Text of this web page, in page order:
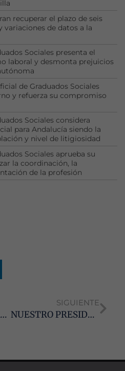
recuperar el plazo de seis
variaciones de datos a la
Sociales presenta el
laboral y desmonta prejuicios
de Graduados Sociales
y refuerza su compromiso
Sociales considera
para Andalucía siendo la
y nivel de litigiosidad
Sociales aprueba su
la coordinación, la
de la profesión
EL CONSEJO ANDALUZ DE GRADUADOS SOCIALES DARÁ A CONOCER LA PROFESIÓN ENTRE LOS FUTUROS ESTUDIANTES UNIVERSITARIOS
SIGUIENTE
NUESTRO PRESIDENTE, EN EL FORO DE INTERNACIONALIZACIÓN DE LA CÁMARA DE CÁDIZ
funcione la
web.
Estadísticas
Para que
podamos
mejorar la
y estructura
de la web, en
base a cómo
de la web.
intereses y